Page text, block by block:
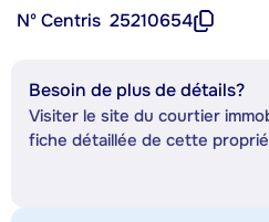
Nº Centris 25210654
Besoin de plus de détails?
Visiter le site du courtier
fiche détaillée de cette